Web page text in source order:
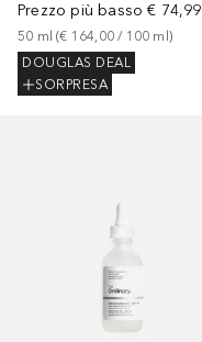
Prezzo più basso € 74,99
50 ml (€ 164,00 / 100 ml )
DOUGLAS DEAL
SORPRESA